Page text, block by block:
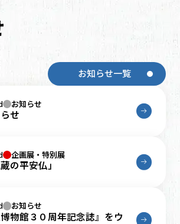
お知らせ一覧
お知らせ
せ
企画展・特別展
の平安仏」
お知らせ
博物館３０周年記念誌』をウ